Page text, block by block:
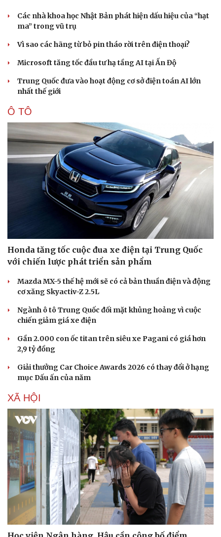
Các nhà khoa học Nhật Bản phát hiện dấu hiệu của “hạt
ma” trong vũ trụ
Vì sao các hãng từ bỏ pin tháo rời trên điện thoại?
Microsoft tăng tốc đầu tư hạ tầng AI tại Ấn Độ
Trung Quốc đưa vào hoạt động cơ sở điện toán AI lớn
nhất thế giới
Ô TÔ
Honda tăng tốc cuộc đua xe điện tại Trung Quốc
với chiến lược phát triển sản phẩm
Mazda MX-5 thế hệ mới sẽ có cả bản thuần điện và động
cơ xăng Skyactiv-Z 2.5L
Ngành ô tô Trung Quốc đối mặt khủng hoảng vì cuộc
chiến giảm giá xe điện
Gần 2.000 con ốc titan trên siêu xe Pagani có giá hơn
2,9 tỷ đồng
Giải thưởng Car Choice Awards 2026 có thay đổi ở hạng
mục Dấu ấn của năm
XÃ HỘI